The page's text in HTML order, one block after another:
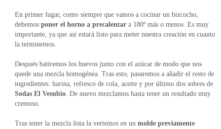
En primer lugar, como siempre que vamos a cocinar un bizcocho,
debemos poner el horno a precalentar a 180º más o menos. Es muy
importante, ya que así estará listo para meter nuestra creación en cuanto
la terminemos.
Después batiremos los huevos junto con el azúcar de modo que nos
quede una mezcla homogénea. Tras esto, pasaremos a añadir el resto de
ingredientes: harina, refresco de cola, aceite y por último dos sobres de
Sodas El Vesubio. De nuevo mezclamos hasta tener un resultado muy
cremoso.
Tras tener la mezcla lista la vertemos en un molde previamente